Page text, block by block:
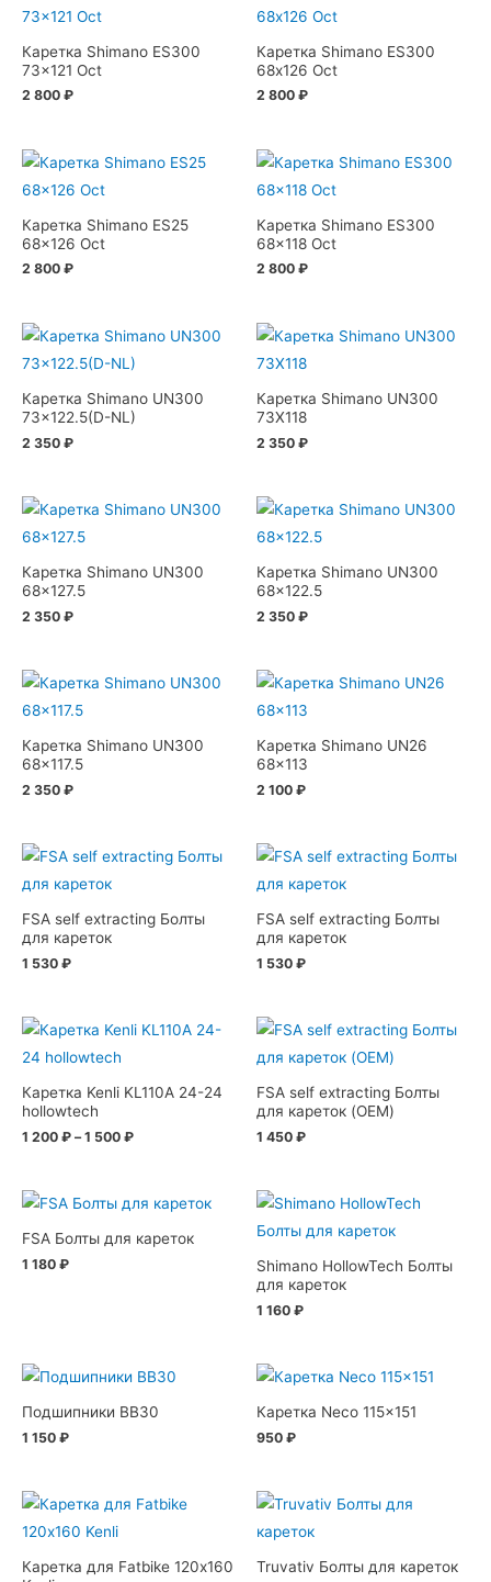
Каретка Shimano ES300
73×121 Oct
2 800 ₽
Каретка Shimano ES300
68х126 Oct
2 800 ₽
Каретка Shimano ES25
68×126 Oct
2 800 ₽
Каретка Shimano ES300
68×118 Oct
2 800 ₽
Каретка Shimano UN300
73×122.5(D-NL)
2 350 ₽
Каретка Shimano UN300
73X118
2 350 ₽
Каретка Shimano UN300
68×127.5
2 350 ₽
Каретка Shimano UN300
68×122.5
2 350 ₽
Каретка Shimano UN300
68×117.5
2 350 ₽
Каретка Shimano UN26
68×113
2 100 ₽
FSA self extracting Болты
для кареток
1 530 ₽
FSA self extracting Болты
для кареток
1 530 ₽
Каретка Kenli KL110А 24-24
hollowtech
1 200 ₽ –1 500 ₽
FSA self extracting Болты
для кареток (OEM)
1 450 ₽
FSA Болты для кареток
1 180 ₽
Shimano HollowTech Болты
для кареток
1 160 ₽
Подшипники BB30
1 150 ₽
Каретка Neco 115×151
950 ₽
Каретка для Fatbike 120х160
Truvativ Болты для кареток